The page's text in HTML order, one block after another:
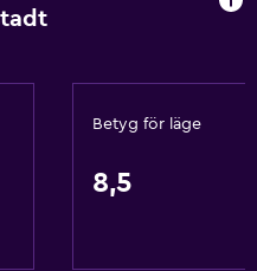
Betyg för läge
8,5